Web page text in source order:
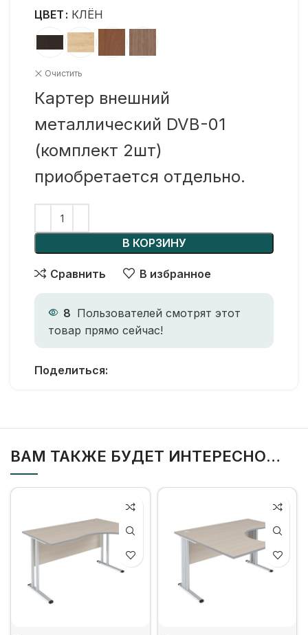
ЦВЕТ КЛЁН
Очистить
Картер внешний
металлический DVB-01
(комплект 2шт)
приобретается отдельно.
В КОРЗИНУ
Сравнить В избранное
8 Пользователей смотрят этот
товар прямо сейчас!
Поделиться:
ВАМ ТАКЖЕ БУДЕТ ИНТЕРЕСНО…